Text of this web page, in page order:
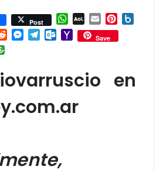
Post WhatsApp
AOL
Mail
Email Pinterest
RedditMessenger
Telegram
Outlook.com
Yahoo
Mail
Save
en